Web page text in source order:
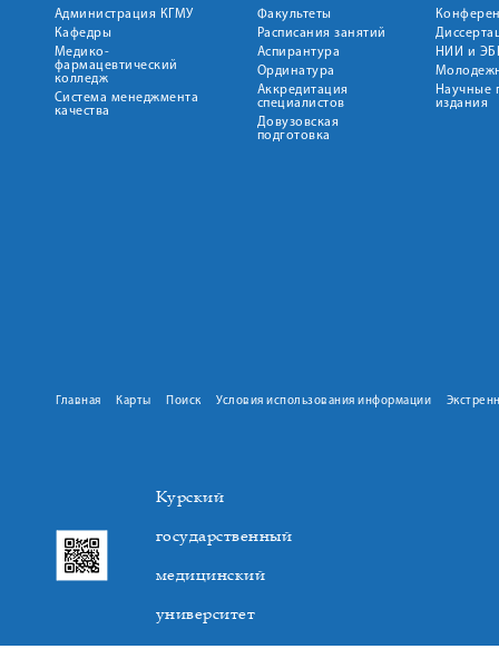
Администрация КГМУ
Кафедры
Медико-
фармацевтический
колледж
Система менеджмента
качества
Факультеты
Расписания занятий
Аспирантура
Ординатура
Аккредитация
специалистов
Довузовская
подготовка
НИИ и
Научные
издания
Главная Карты Поиск Условия использования информации
Курский
государственный
медицинский
университет